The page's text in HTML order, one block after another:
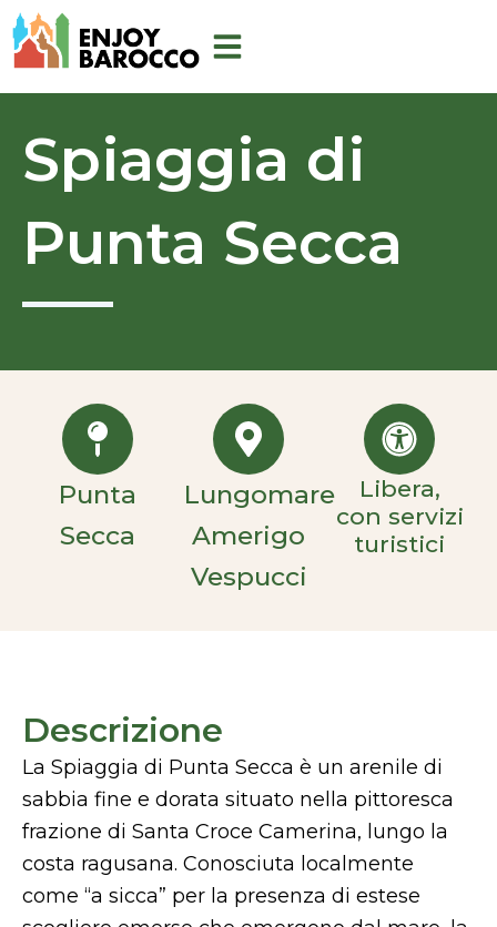
Skip
to
Spiaggia di
Punta Secca
Punta
Secca
Lungomare
Amerigo
Vespucci
Libera,
con servizi
turistici
Descrizione
La Spiaggia di Punta Secca è un arenile di
sabbia fine e dorata situato nella pittoresca
frazione di Santa Croce Camerina, lungo la
costa ragusana. Conosciuta localmente
come “a sicca” per la presenza di estese